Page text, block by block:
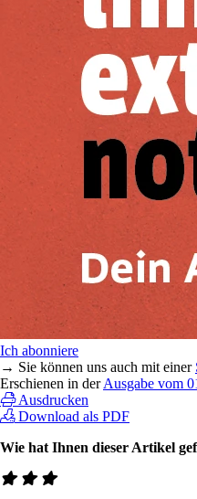
Ich abonniere
→ Sie können uns auch mit einer
Erschienen in derAusgabe vom
Ausdrucken
Download als PDF
Wie hat Ihnen dieser Artikel